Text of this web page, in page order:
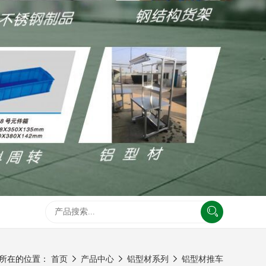
在的位置： 首页 产品中心 铝型材系列 铝型材推车